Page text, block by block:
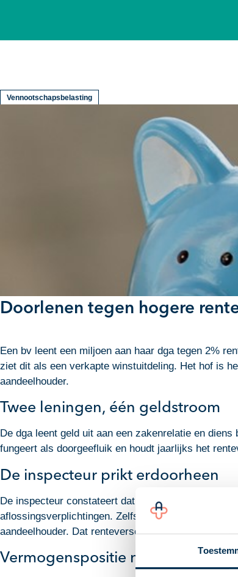
Vennootschapsbelasting
Doorlenen tegen hogere
Een bv leent een miljoen aan haar dga tegen 2%
ziet dit als een verkapte winstuitdeling. Het hof is
aandeelhouder.
Twee leningen, één geldstroom
De dga leent geld uit aan een zakenrelatie en
fungeert als doorgeefluik en houdt jaarlijks het
De inspecteur prikt erdoorheen
De inspecteur constateert dat de twee leningen
aflossingsverplichtingen. Zelfs de aflossingsdata
aandeelhouder. Dat renteverschil is een verkapte
Vermogenspositie maakt geen